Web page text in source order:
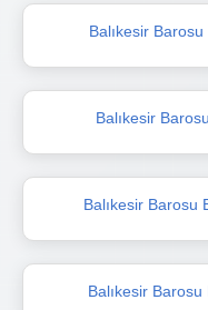
Balıkesir
Balıkesir
Balıkesir Barosu
Balıkesir